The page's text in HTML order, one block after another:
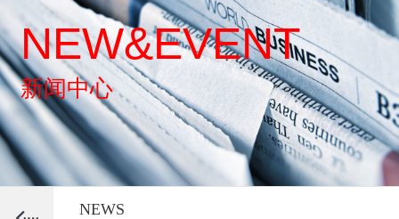
NEW&EVENT
新闻中心
NEWS